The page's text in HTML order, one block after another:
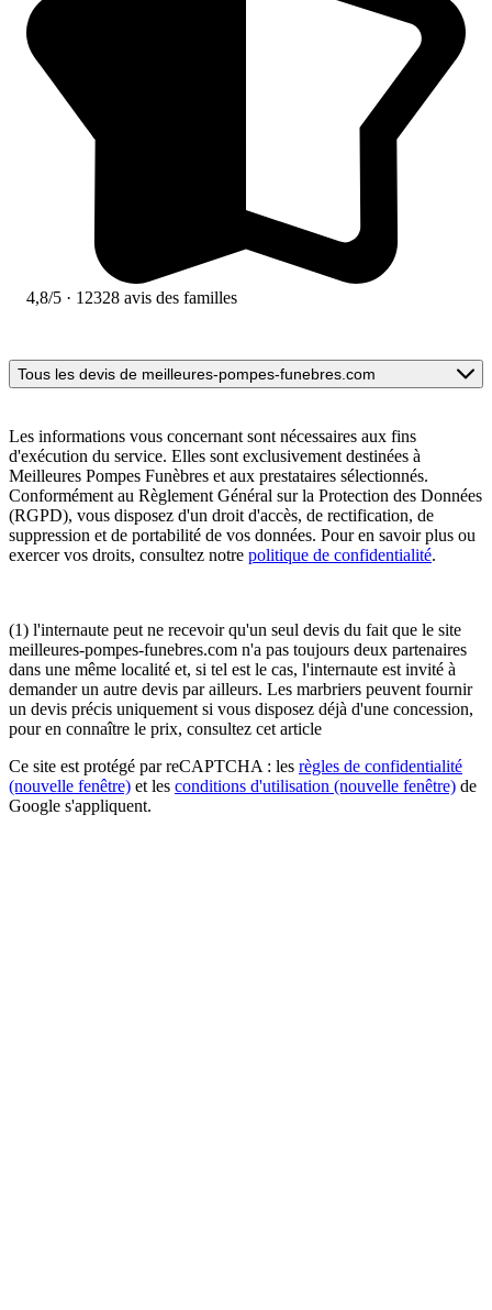
4,8/5 · 12328 avis des familles
Tous les devis de meilleures-pompes-funebres.com
Les informations vous concernant sont nécessaires aux fins
d'exécution du service. Elles sont exclusivement destinées à
Meilleures Pompes Funèbres et aux prestataires sélectionnés.
Conformément au Règlement Général sur la Protection des Données
(RGPD), vous disposez d'un droit d'accès, de rectification, de
suppression et de portabilité de vos données. Pour en savoir plus ou
exercer vos droits, consultez notre politique de confidentialité.
(1) l'internaute peut ne recevoir qu'un seul devis du fait que le site
meilleures-pompes-funebres.com n'a pas toujours deux partenaires
dans une même localité et, si tel est le cas, l'internaute est invité à
demander un autre devis par ailleurs. Les marbriers peuvent fournir
un devis précis uniquement si vous disposez déjà d'une concession,
pour en connaître le prix, consultez cet article
Ce site est protégé par reCAPTCHA : les règles de confidentialité
(nouvelle fenêtre) et les conditions d'utilisation (nouvelle fenêtre) de
Google s'appliquent.